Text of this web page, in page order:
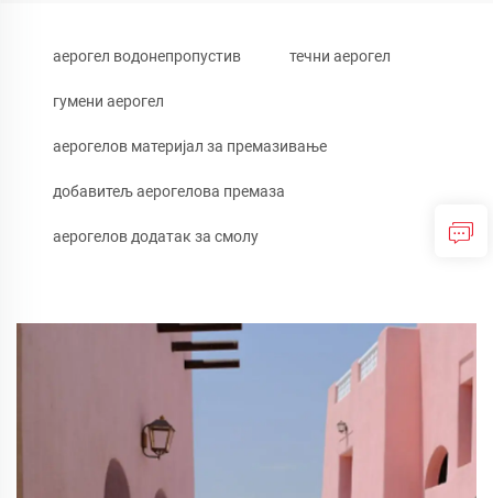
аерогел водонепропустив течни аерогел
гумени аерогел
аерогелов материјал за премазивање
добавитељ аерогелова премаза
аерогелов додатак за смолу